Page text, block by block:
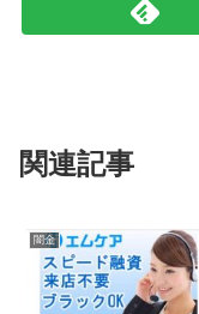
関連記事
闇金